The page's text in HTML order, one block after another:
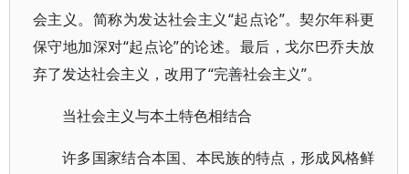
会主义。简称为发达社会主义“起点论”。契尔年科更
保守地加深对“起点论”的论述。最后，戈尔巴乔夫放
弃了发达社会主义，改用了“完善社会主义”。
当社会主义与本土特色相结合
许多国家结合本国、本民族的特点，形成风格鲜